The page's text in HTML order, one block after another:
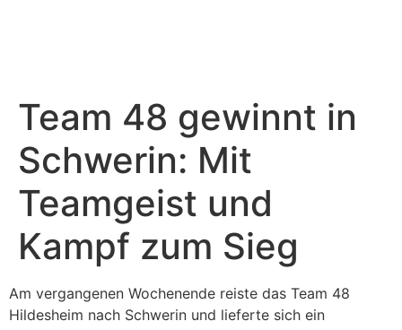
Team 48 gewinnt in
Schwerin: Mit
Teamgeist und
Kampf zum Sieg
Am vergangenen Wochenende reiste das Team 48
Hildesheim nach Schwerin und lieferte sich ein